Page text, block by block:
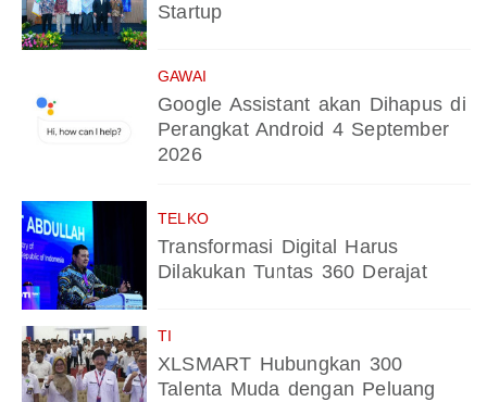
Startup
GAWAI
Google Assistant akan Dihapus di
Perangkat Android 4 September
2026
TELKO
Transformasi Digital Harus
Dilakukan Tuntas 360 Derajat
TI
XLSMART Hubungkan 300
Talenta Muda dengan Peluang